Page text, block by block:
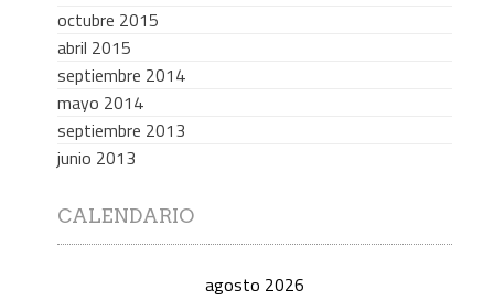
octubre 2015
abril 2015
septiembre 2014
mayo 2014
septiembre 2013
junio 2013
CALENDARIO
agosto 2026